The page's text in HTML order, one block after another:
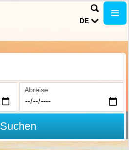
DE
Abreise
Suchen